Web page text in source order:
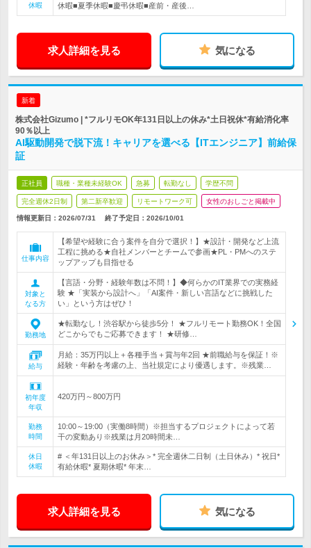
休暇
休暇■夏季休暇■慶弔休暇■産前・産後…
求人詳細を見る 気になる
新着
株式会社Gizumo | *フルリモOK年131日以上の休み*土日祝休*有給消化率
90％以上
AI駆動開発で脱下流！キャリアを選べる【ITエンジニア】前給保
証
正社員 職種・業種未経験OK 急募 転勤なし 学歴不問
完全週休2日制 第二新卒歓迎 リモートワーク可 女性のおしごと掲載中
情報更新日：2026/07/31 終了予定日： 2026/10/01
仕事内容
【希望や経験に合う案件を自分で選択！】★設計・開発など上流
工程に挑める★自社メンバーとチームで参画★PL・PMへのステ
ップアップも目指せる
対象と
なる方
【言語・分野・経験年数は不問！】◆何らかのIT業界での実務経
験 ★「実装から設計へ」「AI案件・新しい言語などに挑戦した
い」という方はぜひ！
勤務地
★転勤なし！渋谷駅から徒歩5分！ ★フルリモート勤務OK！全国
どこからでもご応募できます！ ★研修…
給与
月給：35万円以上＋各種手当＋賞与年2回 ★前職給与を保証！※
経験・年齢を考慮の上、当社規定により優遇します。※残業…
初年度
年収
420万円～800万円
勤務
時間
10:00～19:00（実働8時間）※担当するプロジェクトによって若
干の変動あり※残業は月20時間未…
休日
休暇
# ＜年131日以上のお休み＞* 完全週休二日制（土日休み）* 祝日*
有給休暇* 夏期休暇* 年末…
求人詳細を見る 気になる